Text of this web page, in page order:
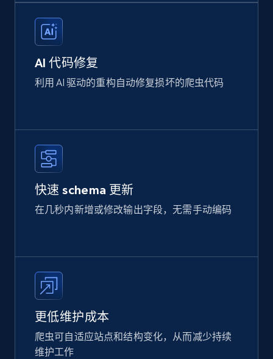
AI 代码修复
利用 AI 驱动的重构自动修复损坏的爬虫代码
快速 schema 更新
在几秒内新增或修改输出字段，无需手动编码
更低维护成本
爬虫可自适应站点和结构变化，从而减少持续
维护工作